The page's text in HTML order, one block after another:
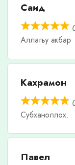
Саид
Аллагьу акбар
Кахрамон
Субханоллох.
Павел